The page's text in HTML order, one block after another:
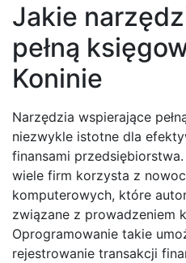
Jakie
pełną
Koninie
Narzędzia wspierające
niezwykle istotne dla
finansami
wiele firm korzysta z
komputerowych, które
związane z prowadzeniem
Oprogramowanie takie
rejestrowanie transakcji